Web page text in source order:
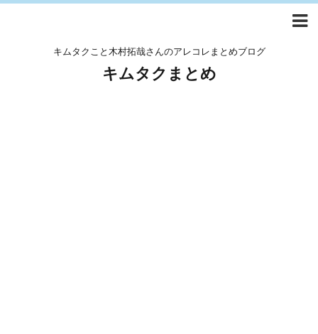
キムタクこと木村拓哉さんのアレコレまとめブログ
キムタクまとめ